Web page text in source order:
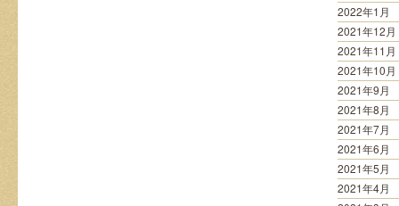
2022年1月
2021年12月
2021年11月
2021年10月
2021年9月
2021年8月
2021年7月
2021年6月
2021年5月
2021年4月